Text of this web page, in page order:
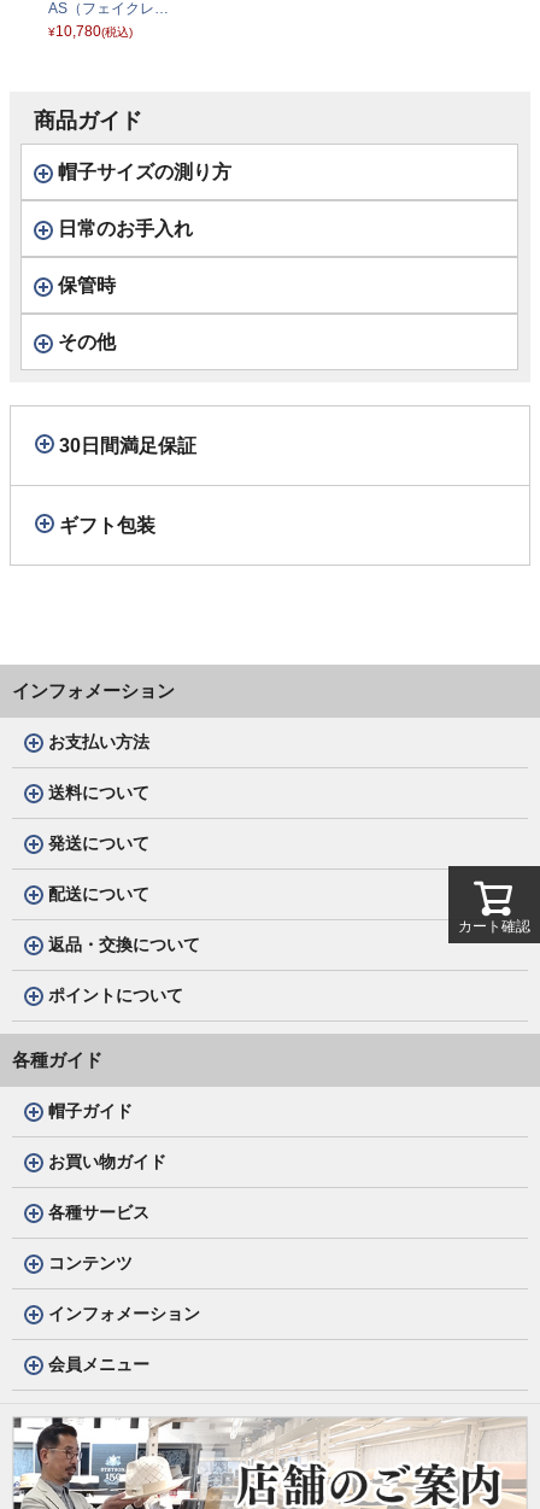
AS（フェイクレザ
ー キャス） ブラッ
¥10,780(税込)
商品ガイド
帽子サイズの測り方
日常のお手入れ
保管時
その他
30日間満足保証
ギフト包装
インフォメーション
お支払い方法
送料について
発送について
配送について
返品・交換について
ポイントについて
各種ガイド
帽子ガイド
お買い物ガイド
各種サービス
コンテンツ
インフォメーション
会員メニュー
カート確認